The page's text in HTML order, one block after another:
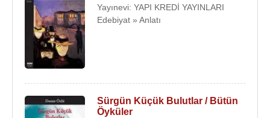
Yayınevi: YAPI KREDİ YAYINLARI
Edebiyat » Anlatı
Sürgün Küçük Bulutlar / Bütün
Öyküler